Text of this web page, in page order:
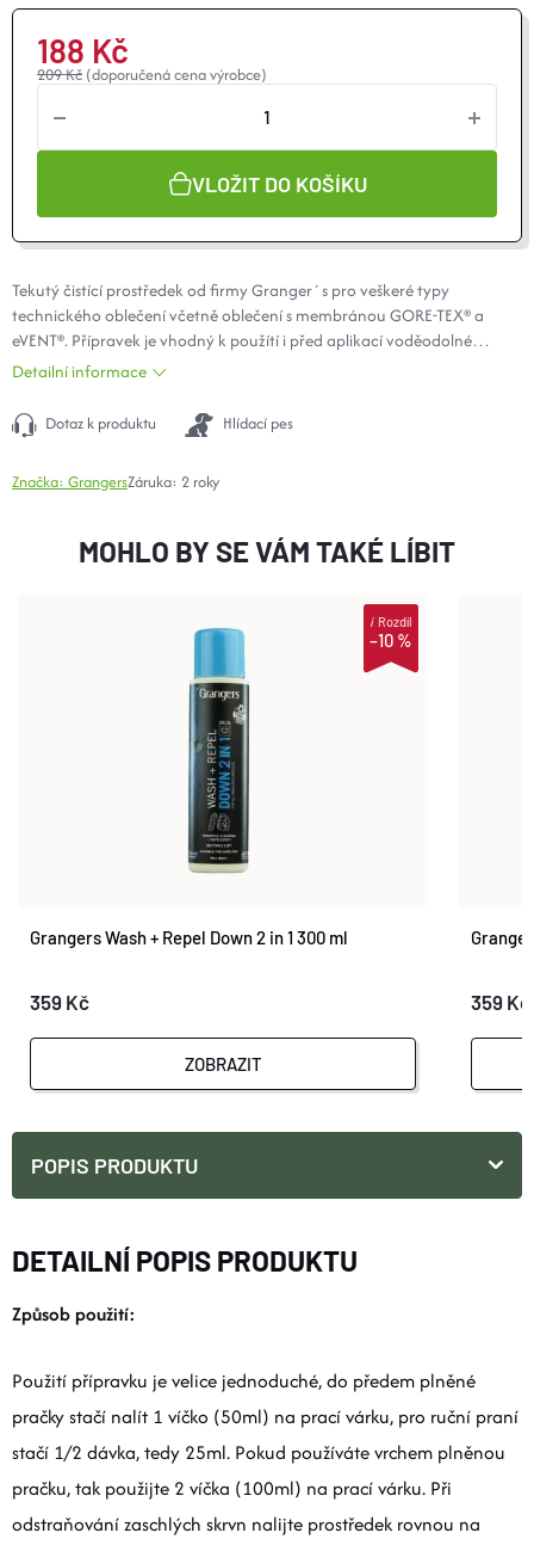
O nás
Moje objednávka
209 Kč (doporučená cena výrobce)
188 Kč
VLOŽIT DO KOŠÍKU
Tekutý čistící prostředek od firmy Granger´s pro veškeré typy
technického oblečení včetně oblečení s membránou GORE-TEX® a
eVENT®. Přípravek je vhodný k použítí i před aplikací voděodolné
impregnace. Performance Wash velmi šetrně čistí technické oblečení a
prádla.
Detailní informace
Dotaz k produktu Hlídací pes
Značka: GrangersZáruka: 2 roky
MOHLO BY SE VÁM TAKÉ LÍBIT
–10 %
iRozdíl
Grangers Wash + Repel Down 2 in 1 300 ml
359 Kč
ZOBRAZIT
359 Kč
POPIS PRODUKTU
DETAILNÍ POPIS PRODUKTU
Způsob použití:
Použití přípravku je velice jednoduché, do předem plněné
pračky stačí nalít 1 víčko (50ml) na prací várku, pro ruční praní
stačí 1/2 dávka, tedy 25ml. Pokud používáte vrchem plněnou
pračku, tak použijte 2 víčka (100ml) na prací várku. Při
odstraňování zaschlých skrvn nalijte prostředek rovnou na